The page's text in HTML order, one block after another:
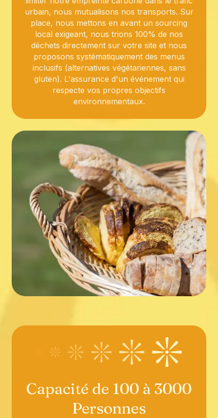
urbain, nous mutualisons nos transports. Sur
place, nous mettons en avant un sourcing
local exigeant, nous trions 100% de nos
déchets directement sur votre site et nous
proposons systématiquement des menus
inclusifs (alternatives végétariennes, sans
gluten). L'assurance d'un événement qui
respecte vos propres objectifs
environnementaux.
Capacité de 100 à 3000
Personnes